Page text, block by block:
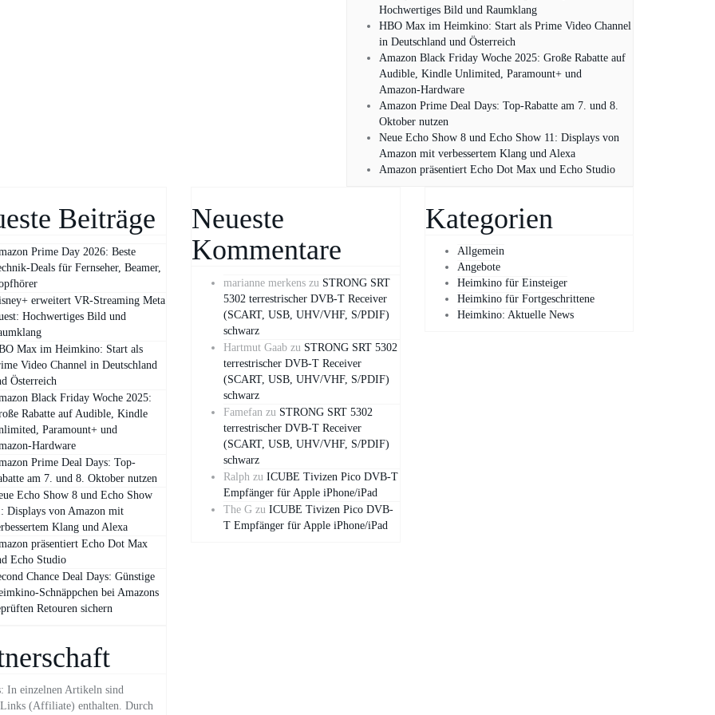
Hochwertiges Bild und Raumklang
HBO Max im Heimkino: Start als Prime Video Channel
in Deutschland und Österreich
Amazon Black Friday Woche 2025: Große Rabatte auf
Audible, Kindle Unlimited, Paramount+ und
Amazon‑Hardware
Amazon Prime Deal Days: Top-Rabatte am 7. und 8.
Oktober nutzen
Neue Echo Show 8 und Echo Show 11: Displays von
Amazon mit verbessertem Klang und Alexa
Amazon präsentiert Echo Dot Max und Echo Studio
Beiträge
Prime Day 2026: Beste
Deals für Fernseher, Beamer,
erweitert VR‑Streaming Meta
Hochwertiges Bild und
Max im Heimkino: Start als
Video Channel in Deutschland
Österreich
Black Friday Woche 2025:
Rabatte auf Audible, Kindle
Paramount+ und
Prime Deal Days: Top-
am 7. und 8. Oktober nutzen
Echo Show 8 und Echo Show
Displays von Amazon mit
Klang und Alexa
präsentiert Echo Dot Max
Echo Studio
Chance Deal Days: Günstige
Schnäppchen bei Amazons
Retouren sichern
In einzelnen Artikeln sind
(Affiliate) enthalten. Durch
Neueste
Kommentare
marianne merkens zu STRONG SRT
5302 terrestrischer DVB-T Receiver
(SCART, USB, UHV/VHF, S/PDIF)
schwarz
Hartmut Gaab zu STRONG SRT 5302
terrestrischer DVB-T Receiver
(SCART, USB, UHV/VHF, S/PDIF)
schwarz
Famefan zu STRONG SRT 5302
terrestrischer DVB-T Receiver
(SCART, USB, UHV/VHF, S/PDIF)
schwarz
Ralph zu ICUBE Tivizen Pico DVB-T
Empfänger für Apple iPhone/iPad
The G zu ICUBE Tivizen Pico DVB-
T Empfänger für Apple iPhone/iPad
Kategorien
Allgemein
Angebote
Heimkino für Einsteiger
Heimkino für Fortgeschrittene
Heimkino: Aktuelle News